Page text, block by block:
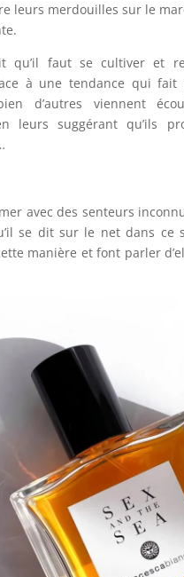
leurs merdouilles sur le
qu’il faut se cultiver et
à une tendance qui fait
d’autres viennent
leurs suggérant qu’ils
avec des senteurs
se dit sur le net dans ce
manière et font parler